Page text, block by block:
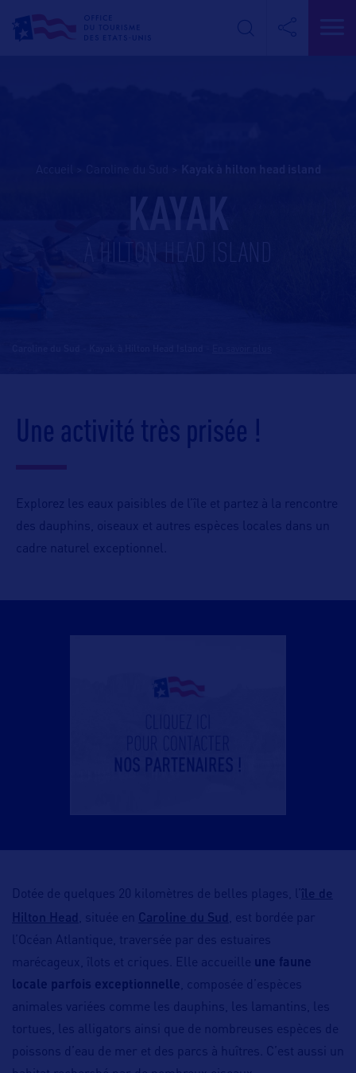
À HILTON HEAD ISLAND
Une activité très prisée !
Explorez les eaux paisibles de l’île et partez à la rencontre
des dauphins, oiseaux et autres espèces locales dans un
cadre naturel exceptionnel.
Dotée de quelques 20 kilomètres de belles plages, l’ île de
Hilton Head
, située en Caroline du Sud
, est bordée par
l’Océan Atlantique, traversée par des estuaires
marécageux, îlots et criques. Elle accueille une faune
locale parfois exceptionnelle , composée d’espèces
animales variées comme les dauphins, les lamantins, les
tortues, les alligators ainsi que de nombreuses espèces de
poissons d’eau de mer et des parcs à huîtres. C’est aussi un